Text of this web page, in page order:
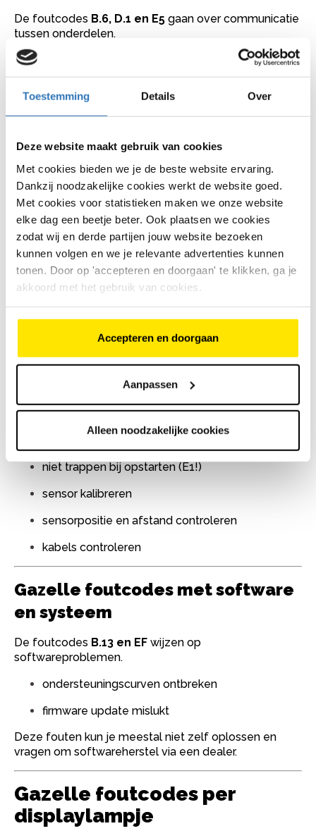
Toestemming Details Over
Deze website maakt gebruik van cookies
Met cookies bieden we je de beste website ervaring.
Dankzij noodzakelijke cookies werkt de website goed.
Met cookies voor statistieken maken we onze website
elke dag een beetje beter. Ook plaatsen we cookies
zodat wij en derde partijen jouw website bezoeken
kunnen volgen en we je relevante advertenties kunnen
tonen. Door op 'accepteren en doorgaan' te klikken, ga je
akkoord met het gebruik van cookies.
Accepteren en doorgaan
Aanpassen
Alleen noodzakelijke cookies
De foutcodes B.6, D.1 en E5 gaan over communicatie
tussen onderdelen.
verbinding valt weg
Controleer altijd eerst:
displaypositie
contactpunten
kabels
Gazelle foutcodes met sensoren
De foutcodesC-serie, E1, E6, E7 en Ec
maken met sensoren:
krachtsensor (TMM)
rotatiesensor (CMM)
snelheidssensor
Bij deze fouten werkt ondersteuning vaak niet goed.
niet trappen bij opstarten (E1!)
sensor kalibreren
sensorpositie en afstand controleren
kabels controleren
Gazelle foutcodes met software
en systeem
De foutcodes B.13 en EF wijzen op
softwareproblemen.
ondersteuningscurven ontbreken
firmware update mislukt
Deze fouten kun je meestal niet zelf oplossen en
vragen om softwareherstel via een dealer.
Gazelle foutcodes per
displaylampje